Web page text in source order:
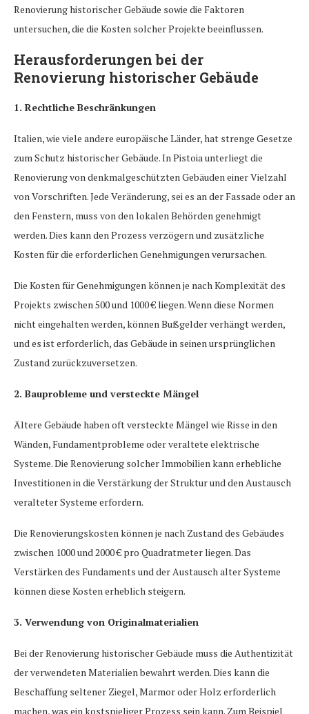
Renovierung historischer Gebäude sowie die Faktoren
untersuchen, die die Kosten solcher Projekte beeinflussen.
Herausforderungen bei der
Renovierung historischer Gebäude
1. Rechtliche Beschränkungen
Italien, wie viele andere europäische Länder, hat strenge Gesetze
zum Schutz historischer Gebäude. In Pistoia unterliegt die
Renovierung von denkmalgeschützten Gebäuden einer Vielzahl
von Vorschriften. Jede Veränderung, sei es an der Fassade oder an
den Fenstern, muss von den lokalen Behörden genehmigt
werden. Dies kann den Prozess verzögern und zusätzliche
Kosten für die erforderlichen Genehmigungen verursachen.
Die Kosten für Genehmigungen können je nach Komplexität des
Projekts zwischen 500 und 1000 € liegen. Wenn diese Normen
nicht eingehalten werden, können Bußgelder verhängt werden,
und es ist erforderlich, das Gebäude in seinen ursprünglichen
Zustand zurückzuversetzen.
2. Bauprobleme und versteckte Mängel
Ältere Gebäude haben oft versteckte Mängel wie Risse in den
Wänden, Fundamentprobleme oder veraltete elektrische
Systeme. Die Renovierung solcher Immobilien kann erhebliche
Investitionen in die Verstärkung der Struktur und den Austausch
veralteter Systeme erfordern.
Die Renovierungskosten können je nach Zustand des Gebäudes
zwischen 1000 und 2000 € pro Quadratmeter liegen. Das
Verstärken des Fundaments und der Austausch alter Systeme
können diese Kosten erheblich steigern.
3. Verwendung von Originalmaterialien
Bei der Renovierung historischer Gebäude muss die Authentizität
der verwendeten Materialien bewahrt werden. Dies kann die
Beschaffung seltener Ziegel, Marmor oder Holz erforderlich
machen, was ein kostspieliger Prozess sein kann. Zum Beispiel